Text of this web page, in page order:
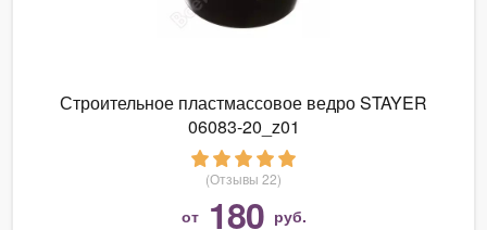
Строительное пластмассовое ведро STAYER
06083-20_z01
(Отзывы 22)
от 180 руб.